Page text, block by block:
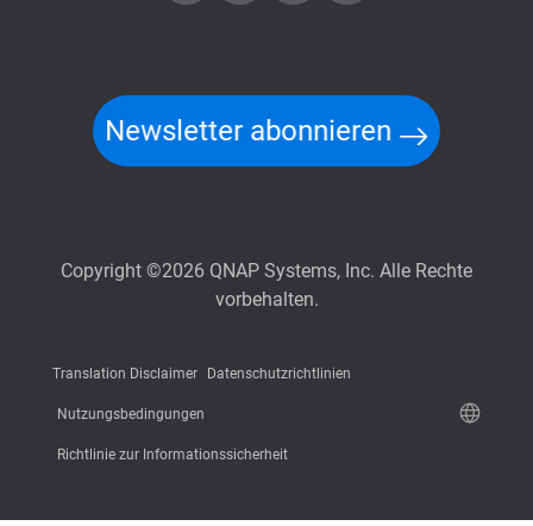
Newsletter abonnieren
Copyright ©2026 QNAP Systems, Inc. Alle Rechte
vorbehalten.
Translation Disclaimer Datenschutzrichtlinien
Nutzungsbedingungen
Richtlinie zur Informationssicherheit